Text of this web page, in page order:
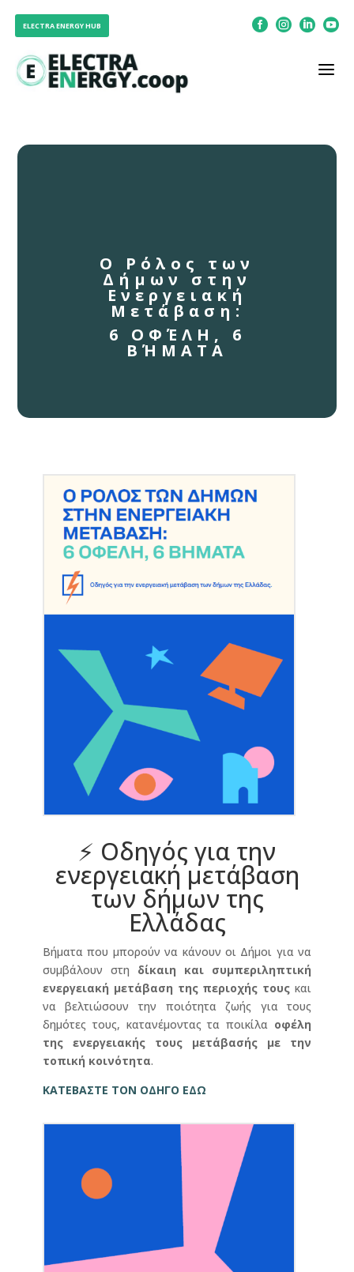
ELECTRA ENERGY HUB    
a
Ο Ρόλος των
Δήμων στην
Ενεργειακή
Μετάβαση:
6 ΟΦΈΛΗ, 6
ΒΉΜΑΤΑ
⚡ Οδηγός για την
ενεργειακή μετάβαση
των δήμων της
Ελλάδας
Βήματα που μπορούν να κάνουν οι Δήμοι για να
συμβάλουν στη δίκαιη και συμπεριληπτική
ενεργειακή μετάβαση της περιοχής τους και
να βελτιώσουν την ποιότητα ζωής για τους
δημότες τους, κατανέμοντας τα ποικίλα οφέλη
της ενεργειακής τους μετάβασής με την
τοπική κοινότητα.
ΚΑΤΕΒΑΣΤΕ ΤΟΝ ΟΔΗΓΟ ΕΔΩ